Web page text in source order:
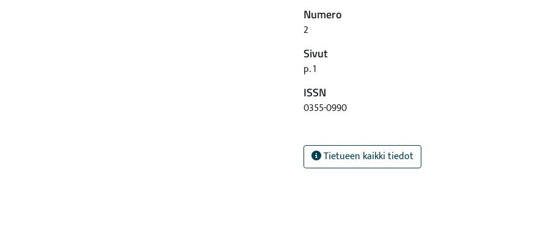
Numero
2
Sivut
p. 1
ISSN
0355-0990
Tietueen kaikki tiedot